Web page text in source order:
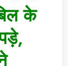
के